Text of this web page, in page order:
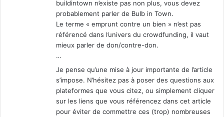
buildintown n’existe pas non plus, vous devez
probablement parler de Bulb in Town.
Le terme « emprunt contre un bien » n’est pas
référencé dans l’univers du crowdfunding, il vaut
mieux parler de don/contre-don.
…
Je pense qu’une mise à jour importante de l’article
s’impose. N’hésitez pas à poser des questions aux
plateformes que vous citez, ou simplement cliquer
sur les liens que vous référencez dans cet article
pour éviter de commettre ces (trop) nombreuses